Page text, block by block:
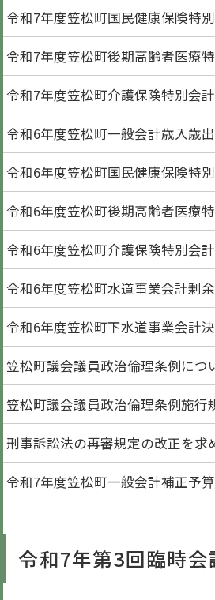
令和7年度笠松町国民健康保険特
令和7年度笠松町後期高齢者医療
令和7年度笠松町介護保険特別会
令和6年度笠松町一般会計歳入歳
令和6年度笠松町国民健康保険特
令和6年度笠松町後期高齢者医療
令和6年度笠松町介護保険特別会
令和6年度笠松町水道事業会計剰
令和6年度笠松町下水道事業会計
笠松町議会議員政治倫理条例につ
笠松町議会議員政治倫理条例施行
刑事訴訟法の再審規定の改正を求
令和7年度笠松町一般会計補正予
令和7年第3回臨時会